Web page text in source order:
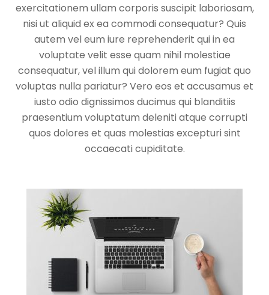
exercitationem ullam corporis suscipit laboriosam,
nisi ut aliquid ex ea commodi consequatur? Quis
autem vel eum iure reprehenderit qui in ea
voluptate velit esse quam nihil molestiae
consequatur, vel illum qui dolorem eum fugiat quo
voluptas nulla pariatur? Vero eos et accusamus et
iusto odio dignissimos ducimus qui blanditiis
praesentium voluptatum deleniti atque corrupti
quos dolores et quas molestias excepturi sint
occaecati cupiditate.